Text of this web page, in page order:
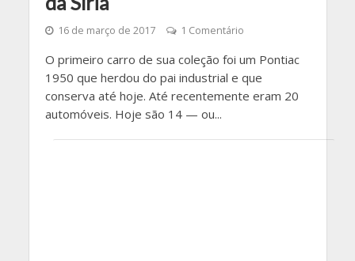
16 de março de 2017 1 Comentário
O primeiro carro de sua coleção foi um Pontiac
1950 que herdou do pai industrial e que
conserva até hoje. Até recentemente eram 20
automóveis. Hoje são 14 — ou...